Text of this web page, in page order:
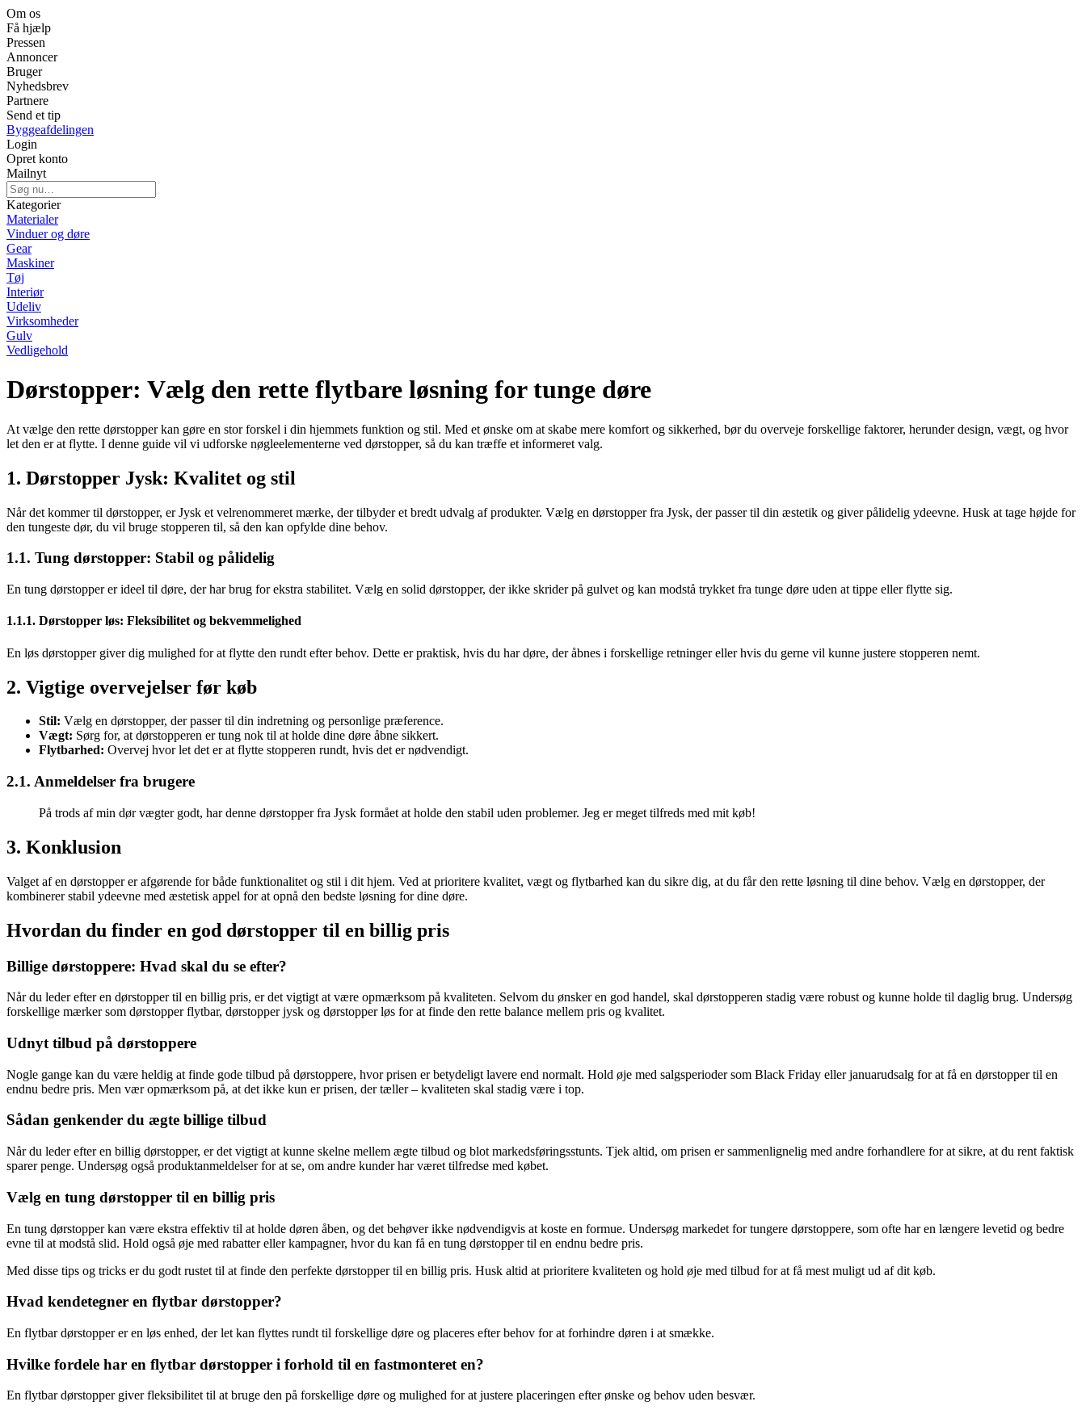
Om os
Få hjælp
Pressen
Annoncer
Bruger
Nyhedsbrev
Partnere
Send et tip
Byggeafdelingen
Login
Opret konto
Mailnyt
Kategorier
Materialer
Vinduer og døre
Gear
Maskiner
Tøj
Interiør
Udeliv
Virksomheder
Gulv
Vedligehold
Dørstopper: Vælg den rette flytbare løsning for tunge døre
At vælge den rette dørstopper kan gøre en stor forskel i din hjemmets funktion og stil. Med et ønske om at skabe mere komfort og sikkerhed, bør du overveje forskellige faktorer, herunder design, vægt, og hvor
let den er at flytte. I denne guide vil vi udforske nøgleelementerne ved dørstopper, så du kan træffe et informeret valg.
1. Dørstopper Jysk: Kvalitet og stil
Når det kommer til dørstopper, er Jysk et velrenommeret mærke, der tilbyder et bredt udvalg af produkter. Vælg en dørstopper fra Jysk, der passer til din æstetik og giver pålidelig ydeevne. Husk at tage højde for
den tungeste dør, du vil bruge stopperen til, så den kan opfylde dine behov.
1.1. Tung dørstopper: Stabil og pålidelig
En tung dørstopper er ideel til døre, der har brug for ekstra stabilitet. Vælg en solid dørstopper, der ikke skrider på gulvet og kan modstå trykket fra tunge døre uden at tippe eller flytte sig.
1.1.1. Dørstopper løs: Fleksibilitet og bekvemmelighed
En løs dørstopper giver dig mulighed for at flytte den rundt efter behov. Dette er praktisk, hvis du har døre, der åbnes i forskellige retninger eller hvis du gerne vil kunne justere stopperen nemt.
2. Vigtige overvejelser før køb
Stil: Vælg en dørstopper, der passer til din indretning og personlige præference.
Vægt: Sørg for, at dørstopperen er tung nok til at holde dine døre åbne sikkert.
Flytbarhed: Overvej hvor let det er at flytte stopperen rundt, hvis det er nødvendigt.
2.1. Anmeldelser fra brugere
På trods af min dør vægter godt, har denne dørstopper fra Jysk formået at holde den stabil uden problemer. Jeg er meget tilfreds med mit køb!
3. Konklusion
Valget af en dørstopper er afgørende for både funktionalitet og stil i dit hjem. Ved at prioritere kvalitet, vægt og flytbarhed kan du sikre dig, at du får den rette løsning til dine behov. Vælg en dørstopper, der
kombinerer stabil ydeevne med æstetisk appel for at opnå den bedste løsning for dine døre.
Hvordan du finder en god dørstopper til en billig pris
Billige dørstoppere: Hvad skal du se efter?
Når du leder efter en dørstopper til en billig pris, er det vigtigt at være opmærksom på kvaliteten. Selvom du ønsker en god handel, skal dørstopperen stadig være robust og kunne holde til daglig brug. Undersøg
forskellige mærker som dørstopper flytbar, dørstopper jysk og dørstopper løs for at finde den rette balance mellem pris og kvalitet.
Udnyt tilbud på dørstoppere
Nogle gange kan du være heldig at finde gode tilbud på dørstoppere, hvor prisen er betydeligt lavere end normalt. Hold øje med salgsperioder som Black Friday eller januarudsalg for at få en dørstopper til en
endnu bedre pris. Men vær opmærksom på, at det ikke kun er prisen, der tæller – kvaliteten skal stadig være i top.
Sådan genkender du ægte billige tilbud
Når du leder efter en billig dørstopper, er det vigtigt at kunne skelne mellem ægte tilbud og blot markedsføringsstunts. Tjek altid, om prisen er sammenlignelig med andre forhandlere for at sikre, at du rent faktisk
sparer penge. Undersøg også produktanmeldelser for at se, om andre kunder har været tilfredse med købet.
Vælg en tung dørstopper til en billig pris
En tung dørstopper kan være ekstra effektiv til at holde døren åben, og det behøver ikke nødvendigvis at koste en formue. Undersøg markedet for tungere dørstoppere, som ofte har en længere levetid og bedre
evne til at modstå slid. Hold også øje med rabatter eller kampagner, hvor du kan få en tung dørstopper til en endnu bedre pris.
Med disse tips og tricks er du godt rustet til at finde den perfekte dørstopper til en billig pris. Husk altid at prioritere kvaliteten og hold øje med tilbud for at få mest muligt ud af dit køb.
Hvad kendetegner en flytbar dørstopper?
En flytbar dørstopper er en løs enhed, der let kan flyttes rundt til forskellige døre og placeres efter behov for at forhindre døren i at smække.
Hvilke fordele har en flytbar dørstopper i forhold til en fastmonteret en?
En flytbar dørstopper giver fleksibilitet til at bruge den på forskellige døre og mulighed for at justere placeringen efter ønske og behov uden besvær.